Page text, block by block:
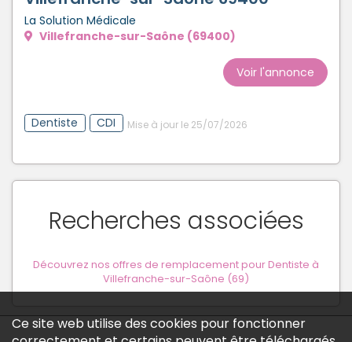
La Solution Médicale
Villefranche-sur-Saône (69400)
Voir l'annonce
Dentiste CDI Mise à jour le 25/07/2026
Recherches associées
Découvrez nos offres de remplacement pour Dentiste à
Villefranche-sur-Saône (69)
Ce site web utilise des cookies pour fonctionner